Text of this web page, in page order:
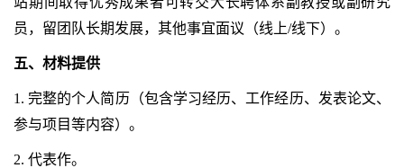
员，留团队长期发展，其他事宜面议（线上/线下）。
五、材料提供
1.完整的个人简历（包含学习经历、工作经历、发表论文、
参与项目等内容）。
2. 代表作。